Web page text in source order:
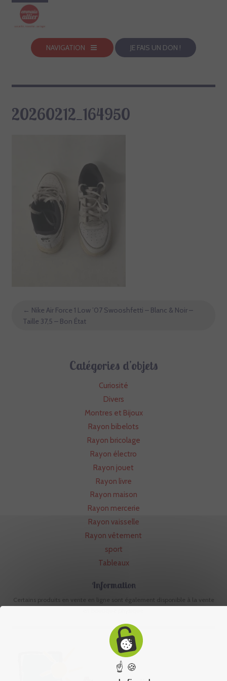
NAVIGATION JE FAIS UN DON !
20260212_164950
← Nike Air Force 1 Low ’07 Swooshfetti – Blanc & Noir –
Taille 37,5 – Bon État
Catégories d’objets
Curiosité
Divers
Montres et Bijoux
Rayon bibelots
Rayon bricolage
Rayon électro
Rayon jouet
Rayon livre
Rayon maison
Rayon mercerie
Rayon vaisselle
Rayon vêtement
sport
Tableaux
Information
Certains produits en vente en ligne sont également disponible à la vente
☝ 🍪